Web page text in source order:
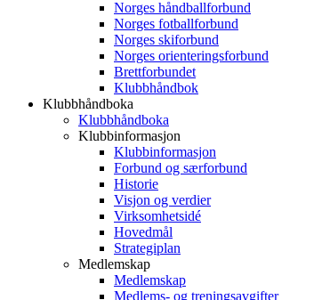
Norges håndballforbund
Norges fotballforbund
Norges skiforbund
Norges orienteringsforbund
Brettforbundet
Klubbhåndbok
Klubbhåndboka
Klubbhåndboka
Klubbinformasjon
Klubbinformasjon
Forbund og særforbund
Historie
Visjon og verdier
Virksomhetsidé
Hovedmål
Strategiplan
Medlemskap
Medlemskap
Medlems- og treningsavgifter